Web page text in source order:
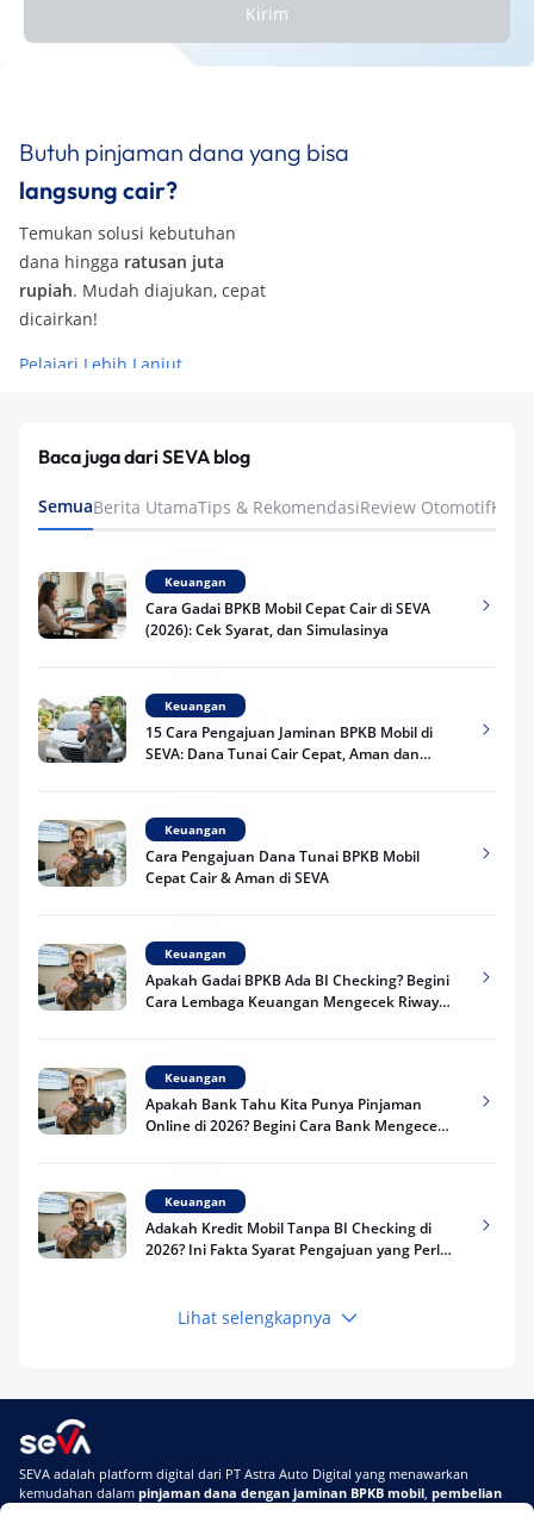
Kirim
Butuh pinjaman dana yang bisa
langsung cair?
Temukan solusi kebutuhan
dana hingga ratusan juta
rupiah. Mudah diajukan, cepat
dicairkan!
Pelajari Lebih Lanjut
Baca juga dari SEVA blog
SemuaBerita UtamaTips & RekomendasiReview Otomotif
Keuangan
Cara Gadai BPKB Mobil Cepat Cair di SEVA
(2026): Cek Syarat, dan Simulasinya
Keuangan
15 Cara Pengajuan Jaminan BPKB Mobil di
SEVA: Dana Tunai Cair Cepat, Aman dan
Keuangan
Cara Pengajuan Dana Tunai BPKB Mobil
Cepat Cair & Aman di SEVA
Keuangan
Apakah Gadai BPKB Ada BI Checking? Begini
Cara Lembaga Keuangan Mengecek Riwayat
Keuangan
Apakah Bank Tahu Kita Punya Pinjaman
Online di 2026? Begini Cara Bank Mengecek
Keuangan
Adakah Kredit Mobil Tanpa BI Checking di
2026? Ini Fakta Syarat Pengajuan yang Perlu
Keuangan
Terpercaya
Telat Bayar Pinjol 2 Hari, Apakah Langsung
Masuk BI Checking? Simak Peraturan
Lihat selengkapnya
SEVA adalah platform digital dari PT Astra Auto Digital yang menawarkan
kemudahan dalam pinjaman dana dengan jaminan BPKB mobil pembelian